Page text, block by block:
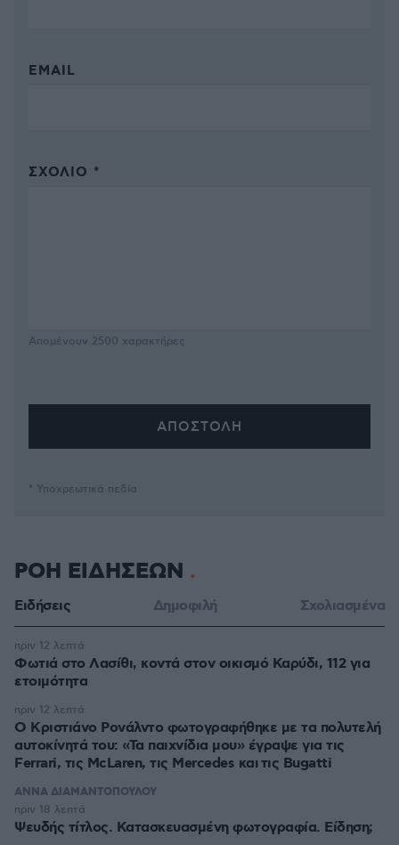
EMAIL
ΣΧΌΛΙΟ *
Απομένουν 2500 χαρακτήρες
* Υποχρεωτικά πεδία
ΡΟΗ ΕΙΔΗΣΕΩΝ
Ειδήσεις Δημοφιλή Σχολιασμένα
Φωτιά στο Λασίθι, κοντά στον οικισμό Καρύδι, 112 για
ετοιμότητα
πριν 12 λεπτά
Ο Κριστιάνο Ρονάλντο φωτογραφήθηκε με τα πολυτελή
αυτοκίνητά του: «Τα παιχνίδια μου» έγραψε για τις
Ferrari, τις McLaren, τις Mercedes και τις Bugatti
πριν 12 λεπτά
ΑΝΝΑ ΔΙΑΜΑΝΤΟΠΟΥΛΟΥ
Ψευδής τίτλος. Κατασκευασμένη φωτογραφία. Είδηση;
πριν 18 λεπτά